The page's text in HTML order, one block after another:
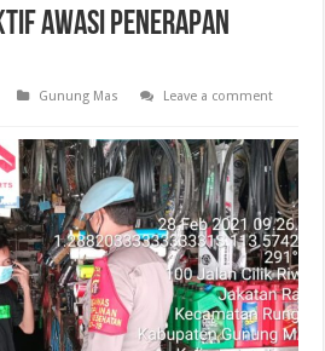
Awasi Penerapan
Gunung Mas
Leave a comment